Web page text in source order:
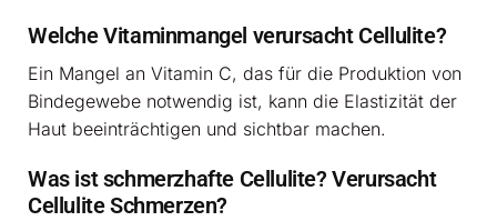
Welche Vitaminmangel verursacht Cellulite?
Ein Mangel an Vitamin C, das für die Produktion von
Bindegewebe notwendig ist, kann die Elastizität der
Haut beeinträchtigen und sichtbar machen.
Was ist schmerzhafte Cellulite? Verursacht
Cellulite Schmerzen?